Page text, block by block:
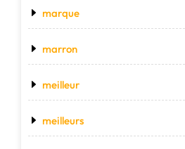
marque
marron
meilleur
meilleurs